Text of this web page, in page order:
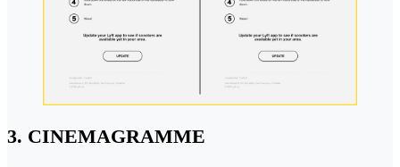
3. CINEMAGRAMME